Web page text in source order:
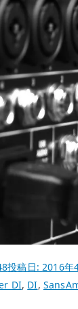
投稿日:2016年
DI, DI,